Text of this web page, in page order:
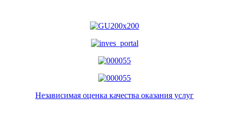
Независимая оценка качества оказания услуг